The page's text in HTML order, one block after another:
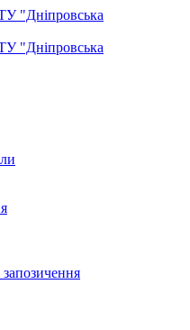
запозичення